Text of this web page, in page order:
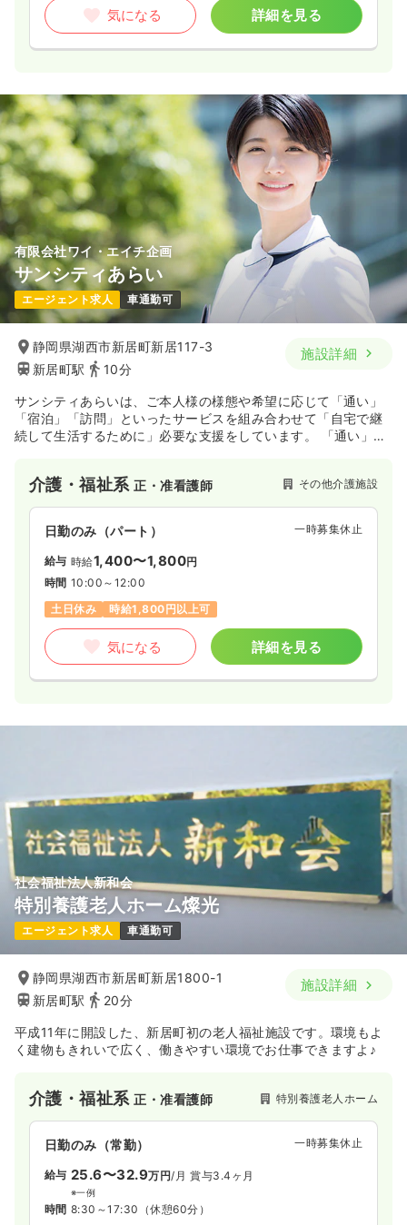
気になる 詳細を見る
有限会社ワイ・エイチ企画
サンシティあらい
エージェント求人 車通勤可
静岡県湖西市新居町新居117-3
新居町駅
10分
施設詳細
サンシティあらいは、ご本人様の様態や希望に応じて「通い」
「宿泊」「訪問」といったサービスを組み合わせて「自宅で継
続して生活するために」必要な支援をしています。 「通い」で
介護・福祉系正・准看護師 その他介護施設
日勤のみ（パート） 一時募集休止
給与 時給1,400〜1,800円
時間 10:00～12:00
土日休み
時給1,800円以上可
気になる 詳細を見る
社会福祉法人新和会
特別養護老人ホーム燦光
エージェント求人 車通勤可
静岡県湖西市新居町新居1800-1
新居町駅
20分
施設詳細
平成11年に開設した、新居町初の老人福祉施設です。環境もよ
く建物もきれいで広く、働きやすい環境でお仕事できますよ♪
介護・福祉系正・准看護師 特別養護老人ホーム
日勤のみ（常勤） 一時募集休止
給与 25.6〜32.9万円/月 賞与3.4ヶ月
※一例
時間 8:30～17:30 （休憩60分）